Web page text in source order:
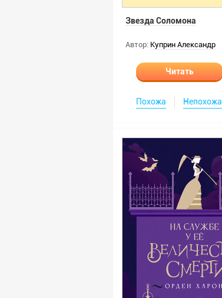
Звезда Соломона
Автор: Куприн Александр
Читать
Похожа Непохожа